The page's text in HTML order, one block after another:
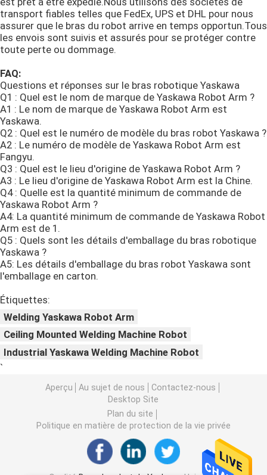
Robots de soudure industriels
Bras utilisé de robot
Entretien de robot
Machine de nettoyage laser portable
Machine de soudure de Fronius
bras de robot industriel
Robot GSK
Robot Kawasaki
transport fiables telles que FedEx, UPS et DHL pour nous
assurer que le bras du robot arrive en temps opportun.Tous
les envois sont suivis et assurés pour se protéger contre
toute perte ou dommage.
FAQ:
Questions et réponses sur le bras robotique Yaskawa
Q1 : Quel est le nom de marque de Yaskawa Robot Arm ?
A1 : Le nom de marque de Yaskawa Robot Arm est
Yaskawa.
Q2 : Quel est le numéro de modèle du bras robot Yaskawa ?
A2 : Le numéro de modèle de Yaskawa Robot Arm est
Fangyu.
Q3 : Quel est le lieu d'origine de Yaskawa Robot Arm ?
A3 : Le lieu d'origine de Yaskawa Robot Arm est la Chine.
Q4 : Quelle est la quantité minimum de commande de
Yaskawa Robot Arm ?
A4: La quantité minimum de commande de Yaskawa Robot
Arm est de 1.
Q5 : Quels sont les détails d'emballage du bras robotique
Yaskawa ?
A5: Les détails d'emballage du bras robot Yaskawa sont
l'emballage en carton.
Étiquettes:
Welding Yaskawa Robot Arm
Ceiling Mounted Welding Machine Robot
Industrial Yaskawa Welding Machine Robot
`
Aperçu Au sujet de nous
Contactez-nous
Desktop Site
Plan du site
Politique en matière de protection de la vie privée